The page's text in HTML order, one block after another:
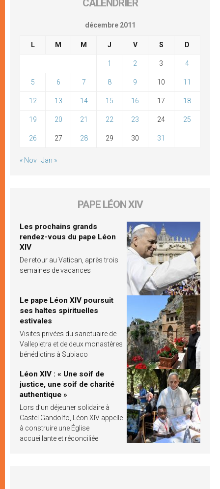
CALENDRIER
décembre 2011
L M M J V S D
1 2 3 4
5 6 7 8 9 10 11
12 13 14 15 16 17 18
19 20 21 22 23 24 25
26 27 28 29 30 31
« Nov Jan »
PAPE LÉON XIV
Les prochains grands
rendez-vous du pape Léon
XIV
De retour au Vatican, après trois
semaines de vacances
Le pape Léon XIV poursuit
ses haltes spirituelles
estivales
Visites privées du sanctuaire de
Vallepietra et de deux monastères
bénédictins à Subiaco
Léon XIV : « Une soif de
justice, une soif de charité
authentique »
Lors d’un déjeuner solidaire à
Castel Gandolfo, Léon XIV appelle
à construire une Église
accueillante et réconciliée